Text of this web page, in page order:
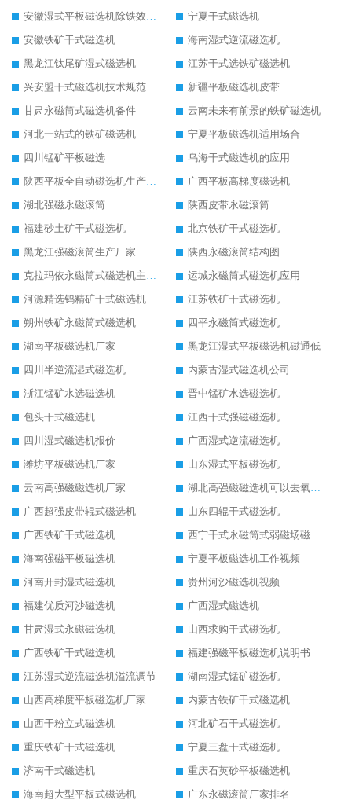
安徽湿式平板磁选机除铁效果怎么样
宁夏干式磁选机
安徽铁矿干式磁选机
海南湿式逆流磁选机
黑龙江钛尾矿湿式磁选机
江苏干式选铁矿磁选机
兴安盟干式磁选机技术规范
新疆平板磁选机皮带
甘肃永磁筒式磁选机备件
云南未来有前景的铁矿磁选机
河北一站式的铁矿磁选机
宁夏平板磁选机适用场合
四川锰矿平板磁选
乌海干式磁选机的应用
陕西平板全自动磁选机生产厂家
广西平板高梯度磁选机
湖北强磁永磁滚筒
陕西皮带永磁滚筒
福建砂土矿干式磁选机
北京铁矿干式磁选机
黑龙江强磁滚筒生产厂家
陕西永磁滚筒结构图
克拉玛依永磁筒式磁选机主要技术参数
运城永磁筒式磁选机应用
河源精选钨精矿干式磁选机
江苏铁矿干式磁选机
朔州铁矿永磁筒式磁选机
四平永磁筒式磁选机
湖南平板磁选机厂家
黑龙江湿式平板磁选机磁通低
四川半逆流湿式磁选机
内蒙古湿式磁选机公司
浙江锰矿水选磁选机
晋中锰矿水选磁选机
包头干式磁选机
江西干式强磁磁选机
四川湿式磁选机报价
广西湿式逆流磁选机
潍坊平板磁选机厂家
山东湿式平板磁选机
云南高强磁磁选机厂家
湖北高强磁磁选机可以去氧化铝
广西超强皮带辊式磁选机
山东四辊干式磁选机
广西铁矿干式磁选机
西宁干式永磁筒式弱磁场磁选机结构图
海南强磁平板磁选机
宁夏平板磁选机工作视频
河南开封湿式磁选机
贵州河沙磁选机视频
福建优质河沙磁选机
广西湿式磁选机
甘肃湿式永磁磁选机
山西求购干式磁选机
广西铁矿干式磁选机
福建强磁平板磁选机说明书
江苏湿式逆流磁选机溢流调节
湖南湿式锰矿磁选机
山西高梯度平板磁选机厂家
内蒙古铁矿干式磁选机
山西干粉立式磁选机
河北矿石干式磁选机
重庆铁矿干式磁选机
宁夏三盘干式磁选机
济南干式磁选机
重庆石英砂平板磁选机
海南超大型平板式磁选机
广东永磁滚筒厂家排名